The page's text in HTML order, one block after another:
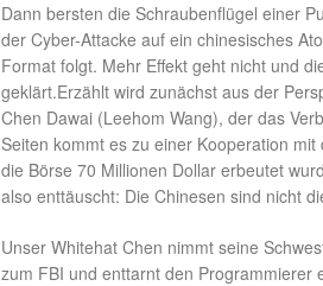
Dann bersten die Schraubenflügel einer
der Cyber-Attacke auf ein chinesisches
Format folgt. Mehr Effekt geht nicht und
geklärt.Erzählt wird zunächst aus der
Chen Dawai (Leehom Wang), der das
Seiten kommt es zu einer Kooperation
die Börse 70 Millionen Dollar erbeutet
also enttäuscht: Die Chinesen sind nicht
Unser Whitehat Chen nimmt seine
zum FBI und enttarnt den Programmierer